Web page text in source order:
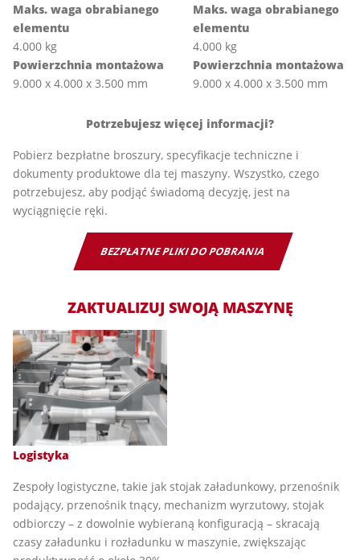
Maks. waga obrabianego
elementu
4.000 kg
Powierzchnia montażowa
9.000 x 4.000 x 3.500 mm
Maks. waga obrabianego
elementu
4.000 kg
Powierzchnia montażowa
9.000 x 4.000 x 3.500 mm
Potrzebujesz więcej informacji?
Pobierz bezpłatne broszury, specyfikacje techniczne i
dokumenty produktowe dla tej maszyny. Wszystko, czego
potrzebujesz, aby podjąć świadomą decyzję, jest na
wyciągnięcie ręki.
BEZPŁATNE PLIKI DO POBRANIA
ZAKTUALIZUJ SWOJĄ MASZYNĘ
Logistyka
Zespoły logistyczne, takie jak stojak załadunkowy, przenośnik
podający, przenośnik tnący, mechanizm wyrzutowy, stojak
odbiorczy – z dowolnie wybieraną konfiguracją – skracają
czasy załadunku i rozładunku w maszynie, zwiększając